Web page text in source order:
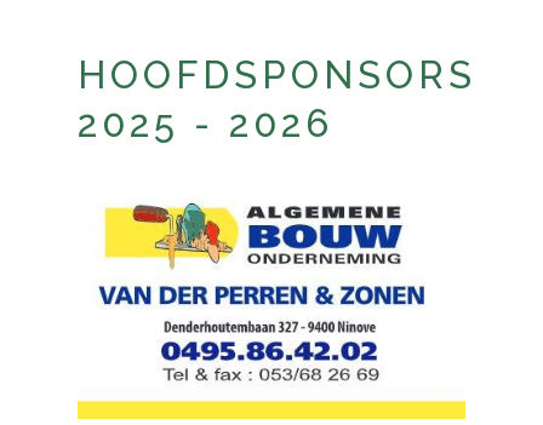
HOOFDSPONSORS
2025 - 2026